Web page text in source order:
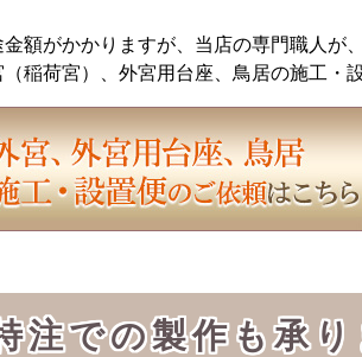
金額がかかりますが、当店の専門職人が、
（稲荷宮）、外宮用台座、鳥居の施工・
注での製作も承り